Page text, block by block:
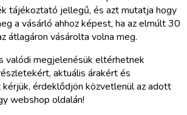
tájékoztató jellegű, és azt mutatja hogy
a vásárló ahhoz képest, ha az elmúlt 30
átlagáron vásárolta volna meg.
valódi megjelenésük eltérhetnek
aktuális árakért és
érdeklődjön közvetlenül az adott
webshop oldalán!